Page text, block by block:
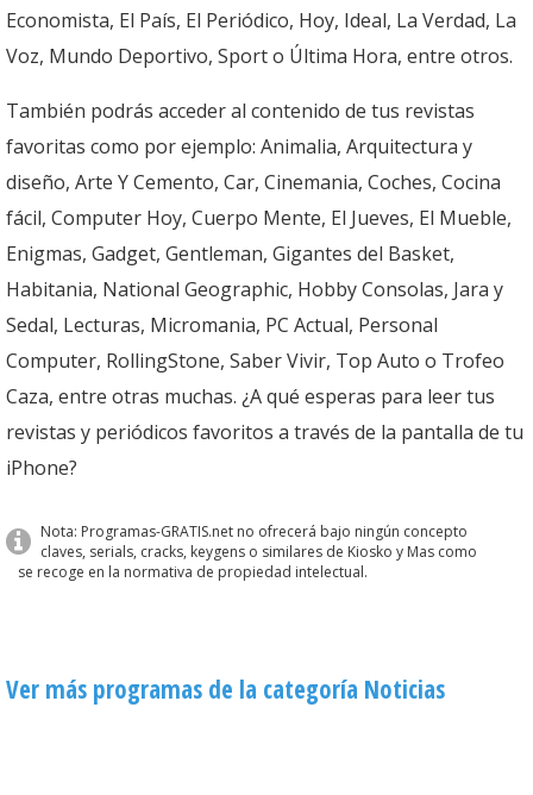
Economista, El País, El Periódico, Hoy, Ideal, La Verdad, La
Voz, Mundo Deportivo, Sport o Última Hora, entre otros.
También podrás acceder al contenido de tus revistas
favoritas como por ejemplo: Animalia, Arquitectura y
diseño, Arte Y Cemento, Car, Cinemania, Coches, Cocina
fácil, Computer Hoy, Cuerpo Mente, El Jueves, El Mueble,
Enigmas, Gadget, Gentleman, Gigantes del Basket,
Habitania, National Geographic, Hobby Consolas, Jara y
Sedal, Lecturas, Micromania, PC Actual, Personal
Computer, RollingStone, Saber Vivir, Top Auto o Trofeo
Caza, entre otras muchas. ¿A qué esperas para leer tus
revistas y periódicos favoritos a través de la pantalla de tu
iPhone?
Nota: Programas-GRATIS.net no ofrecerá bajo ningún concepto
claves, serials, cracks, keygens o similares de Kiosko y Mas como
se recoge en la normativa de propiedad intelectual.
Ver más programas de la categoría Noticias